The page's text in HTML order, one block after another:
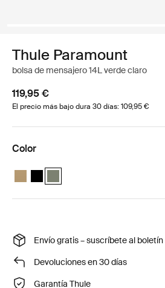
Thule Paramount
bolsa de mensajero 14L verde claro
119,95 €
El precio más bajo dura 30 días: 109,95 €
Color
Thule Paramount messenger 14L Beige
Thule Paramount messenger 14L
Thule Paramount messenger
Envío gratis – suscríbete al boletín
Devoluciones en 30 días
Garantía Thule